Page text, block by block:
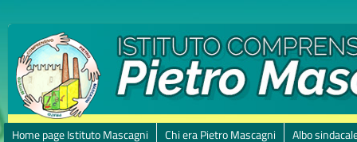
Home page Istituto Mascagni Chi era Pietro Mascagni Albo